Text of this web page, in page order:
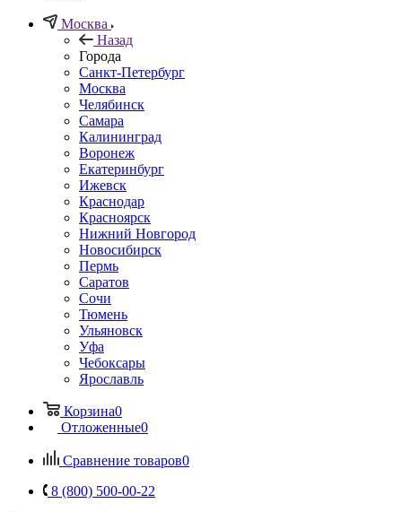
Москва
Назад
Города
Санкт-Петербург
Москва
Челябинск
Самара
Калининград
Воронеж
Екатеринбург
Ижевск
Краснодар
Красноярск
Нижний Новгород
Новосибирск
Пермь
Саратов
Сочи
Тюмень
Ульяновск
Уфа
Чебоксары
Ярославль
Корзина0
Отложенные0
Сравнение товаров0
8 (800) 500-00-22